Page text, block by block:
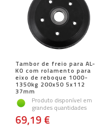
Tambor de freio para AL-
KO com rolamento para
eixo de reboque 1000-
1350kg 200x50 5x112
37mm
Produto disponível em
grandes quantidades
69,19 €